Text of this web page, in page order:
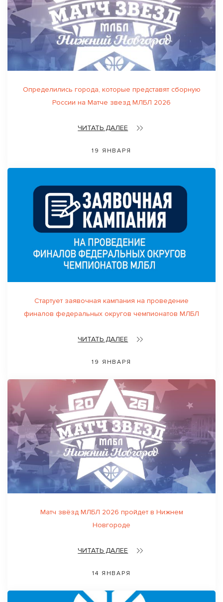
Определились города, которые представят сборную
России на Матче звезд МЛБЛ 2026
ЧИТАТЬ ДАЛЕЕ
19 ЯНВАРЯ
Стартует заявочная кампания на проведение
финалов федеральных округов чемпионатов МЛБЛ
ЧИТАТЬ ДАЛЕЕ
19 ЯНВАРЯ
Матч звёзд МЛБЛ 2026 пройдет в Нижнем
Новгороде
ЧИТАТЬ ДАЛЕЕ
14 ЯНВАРЯ